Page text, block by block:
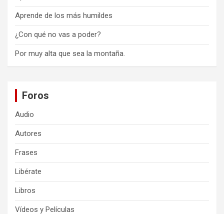
Aprende de los más humildes
¿Con qué no vas a poder?
Por muy alta que sea la montaña.
Foros
Audio
Autores
Frases
Libérate
Libros
Vídeos y Películas